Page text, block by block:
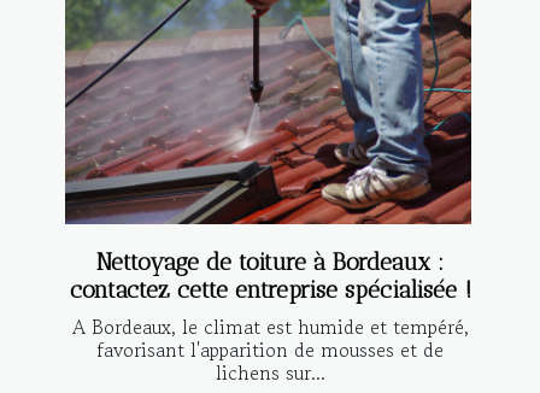
Nettoyage de toiture à Bordeaux :
contactez cette entreprise spécialisée !
A Bordeaux, le climat est humide et tempéré,
favorisant l'apparition de mousses et de
lichens sur...